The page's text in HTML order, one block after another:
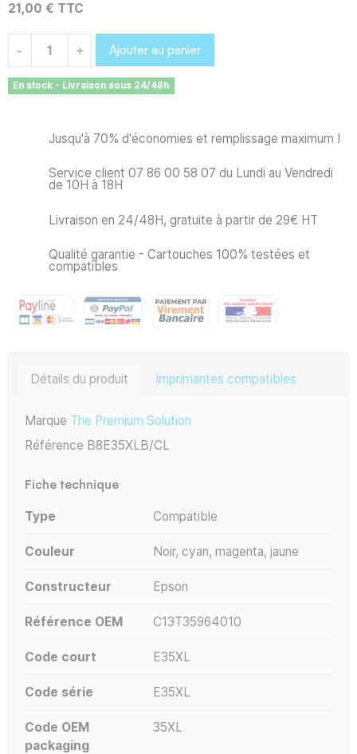
21,00 € TTC
- + Ajouter au panier
En stock - Livraison sous 24/48h
Jusqu'à 70% d'économies et remplissage maximum !
Service client 07 86 00 58 07 du Lundi au Vendredi
de 10H à 18H
Livraison en 24/48H, gratuite à partir de 29€ HT
Qualité garantie - Cartouches 100% testées et
compatibles
Détails du produit Imprimantes compatibles
Marque The Premium Solution
Référence B8E35XLB/CL
Fiche technique
Type Compatible
Couleur Noir, cyan, magenta, jaune
Constructeur Epson
Référence OEM C13T35964010
Code court E35XL
Code série E35XL
Code OEM
packaging
35XL